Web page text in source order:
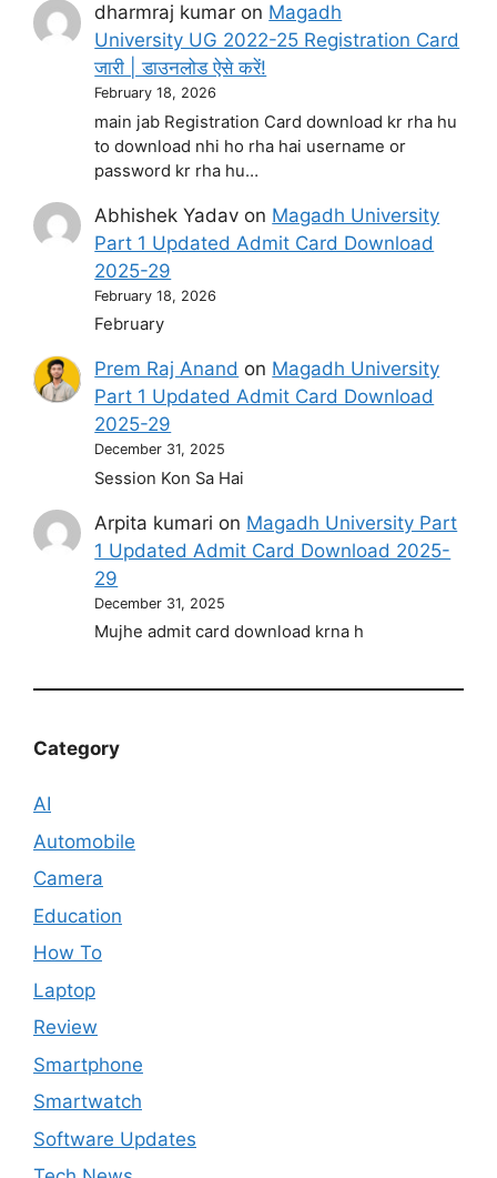
dharmraj kumar on Magadh
University UG 2022-25 Registration Card
जारी | डाउनलोड ऐसे करें!
February 18, 2026
main jab Registration Card download kr rha hu
to download nhi ho rha hai username or
password kr rha hu…
Abhishek Yadav on Magadh University
Part 1 Updated Admit Card Download
2025-29
February 18, 2026
February
Prem Raj Anand on Magadh University
Part 1 Updated Admit Card Download
2025-29
December 31, 2025
Session Kon Sa Hai
Arpita kumari on Magadh University Part
1 Updated Admit Card Download 2025-
29
December 31, 2025
Mujhe admit card download krna h
Category
AI
Automobile
Camera
Education
How To
Laptop
Review
Smartphone
Smartwatch
Software Updates